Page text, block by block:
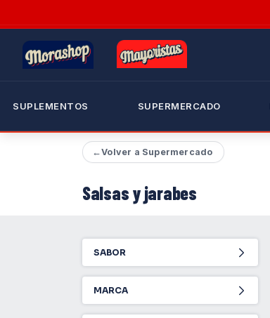
SUPLEMENTOS SUPERMERCADO
←Volver a Supermercado
Salsas y jarabes
SABOR
MARCA